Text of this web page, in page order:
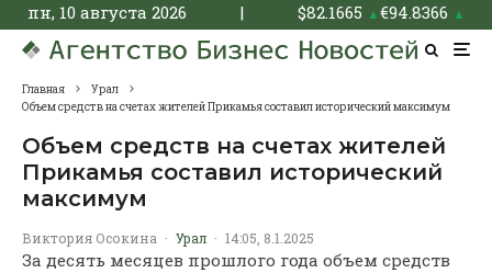
пн, 10 августа 2026 | $82.1665 ▲€94.8366 ▲
Главная
Урал
Объем средств на счетах жителей Прикамья составил исторический максимум
Объем средств на счетах жителей
Прикамья составил исторический
максимум
Виктория Осокина · Урал · 14:05, 8.1.2025
За десять месяцев прошлого года объем средств